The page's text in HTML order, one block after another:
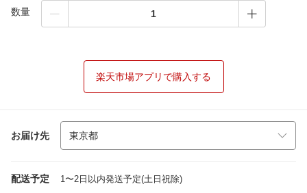
数量
楽天市場アプリで購入する
お届け先
配送予定 1〜2日以内発送予定(土日祝除)